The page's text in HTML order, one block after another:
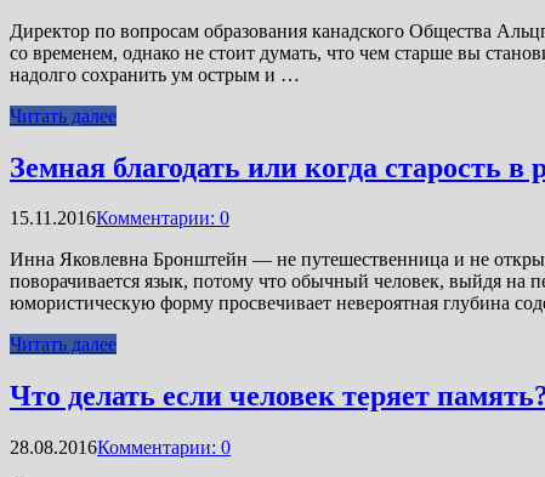
Директор по вопросам образования канадского Общества
со временем, однако не стоит думать, что чем старше вы
надолго сохранить ум острым и …
Читать далее
Земная благодать или когда старость в
15.11.2016Комментарии: 0
Инна Яковлевна Бронштейн — не путешественница и не
поворачивается язык, потому что обычный человек, выйдя на
юмористическую форму просвечивает невероятная глубина
Читать далее
Что делать если человек теряет
28.08.2016Комментарии: 0